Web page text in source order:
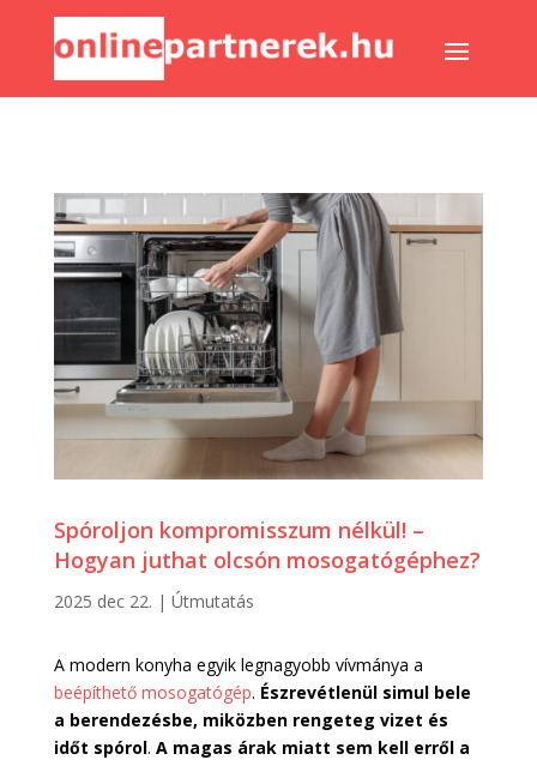
Spóroljon kompromisszum nélkül! –
Hogyan juthat olcsón mosogatógéphez?
2025 dec 22. | Útmutatás
A modern konyha egyik legnagyobb vívmánya a
beépíthető mosogatógép. Észrevétlenül simul bele
a berendezésbe, miközben rengeteg vizet és
időt spórol. A magas árak miatt sem kell erről a